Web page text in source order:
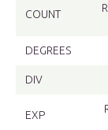
COUNT
DEGREES
DIV
EXP